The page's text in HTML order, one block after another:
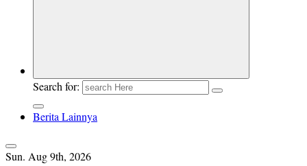
Search for:
Berita Lainnya
Sun. Aug 9th, 2026